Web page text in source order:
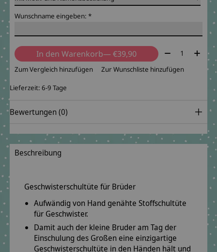
Wunschname eingeben: *
In den Warenkorb — €39,90 Menge:
Zum Vergleich hinzufügen Zur Wunschliste hinzufügen
Lieferzeit: 6-9 Tage
Bewertungen (0)
Beschreibung
Geschwisterschultüte für Brüder
Aufwändig von Hand genähte Stoffschultüte
für Geschwister.
Damit auch der kleine Bruder am Tag der
Einschulung des Großen eine einzigartige
Geschwisterschultüte in den Händen hält und